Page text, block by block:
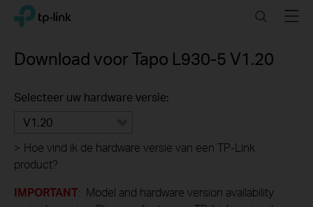
Click
navigation
TP-Link, Reliably Smart SearchMenu
Download voorTapo L930-5 V1.20
Selecteer uw hardware versie:
V1.20
> Hoe vind ik de hardware versie van een TP-Link
product?
IMPORTANT: Model and hardware version availability